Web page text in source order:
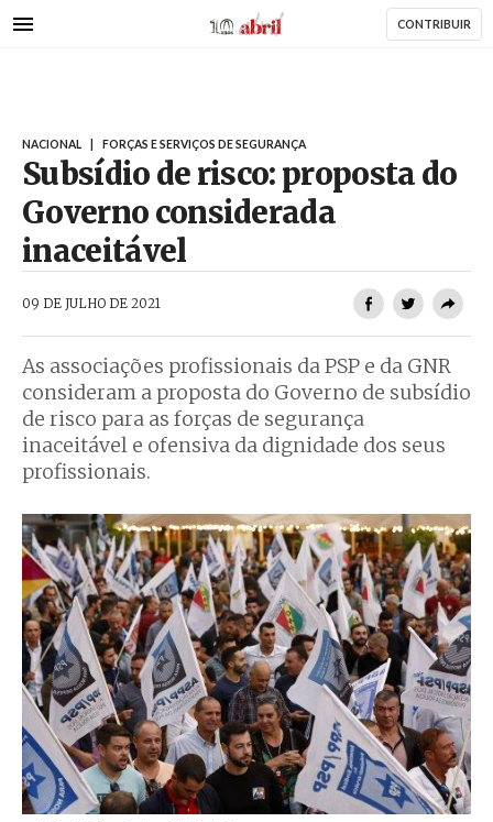
para
AbrilAbril CONTRIBUIR
NACIONAL FORÇAS E SERVIÇOS DE SEGURANÇA
Subsídio de risco: proposta do
Governo considerada
inaceitável
09 DE JULHO DE 2021
As associações profissionais da PSP e da GNR
consideram a proposta do Governo de subsídio
de risco para as forças de segurança
inaceitável e ofensiva da dignidade dos seus
profissionais.